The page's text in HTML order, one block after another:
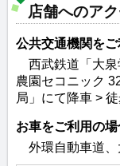
店舗へのア
公共交通機関を
西武鉄道「大
農園セコニック
局」にて降車 >
お車をご利用の場
外環自動車道